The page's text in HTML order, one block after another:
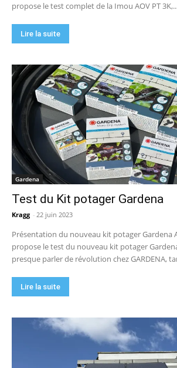
propose le test complet de la Imou AOV PT
Lire la suite
Gardena
Test du Kit potager Gardena
Kragg - 22 juin 2023
Présentation du nouveau kit potager Gardena
propose le test du nouveau kit potager
presque parler de révolution chez GARDENA,
Lire la suite